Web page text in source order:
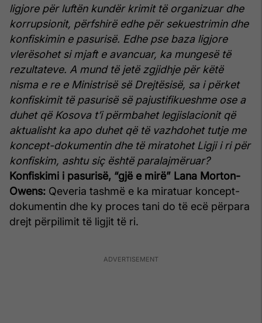
ligjore për luftën kundër krimit të organizuar dhe
korrupsionit, përfshirë edhe për sekuestrimin dhe
konfiskimin e pasurisë. Edhe pse baza ligjore
vlerësohet si mjaft e avancuar, ka mungesë të
rezultateve. A mund të jetë zgjidhje për këtë
nisma e re e Ministrisë së Drejtësisë, sa i përket
konfiskimit të pasurisë së pajustifikueshme ose a
duhet që Kosova t’i përmbahet legjislacionit që
aktualisht ka apo duhet që të vazhdohet tutje me
koncept-dokumentin dhe të miratohet Ligji i ri për
konfiskim, ashtu siç është paralajmëruar?
Konfiskimi i pasurisë, “gjë e mirë” Lana Morton-
Owens: Qeveria tashmë e ka miratuar koncept-
dokumentin dhe ky proces tani do të ecë përpara
drejt përpilimit të ligjit të ri.